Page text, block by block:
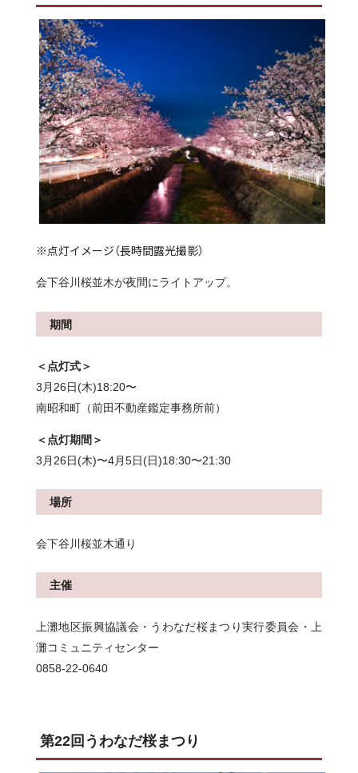
※点灯イメージ（長時間露光撮影）
会下谷川桜並木が夜間にライトアップ。
期間
＜点灯式＞
3月26日(木)18:20〜
南昭和町（前田不動産鑑定事務所前）
＜点灯期間＞
3月26日(木)〜4月5日(日)18:30〜21:30
場所
会下谷川桜並木通り
主催
上灘地区振興協議会・うわなだ桜まつり実行委員会・上
灘コミュニティセンター
0858-22-0640
第22回うわなだ桜まつり